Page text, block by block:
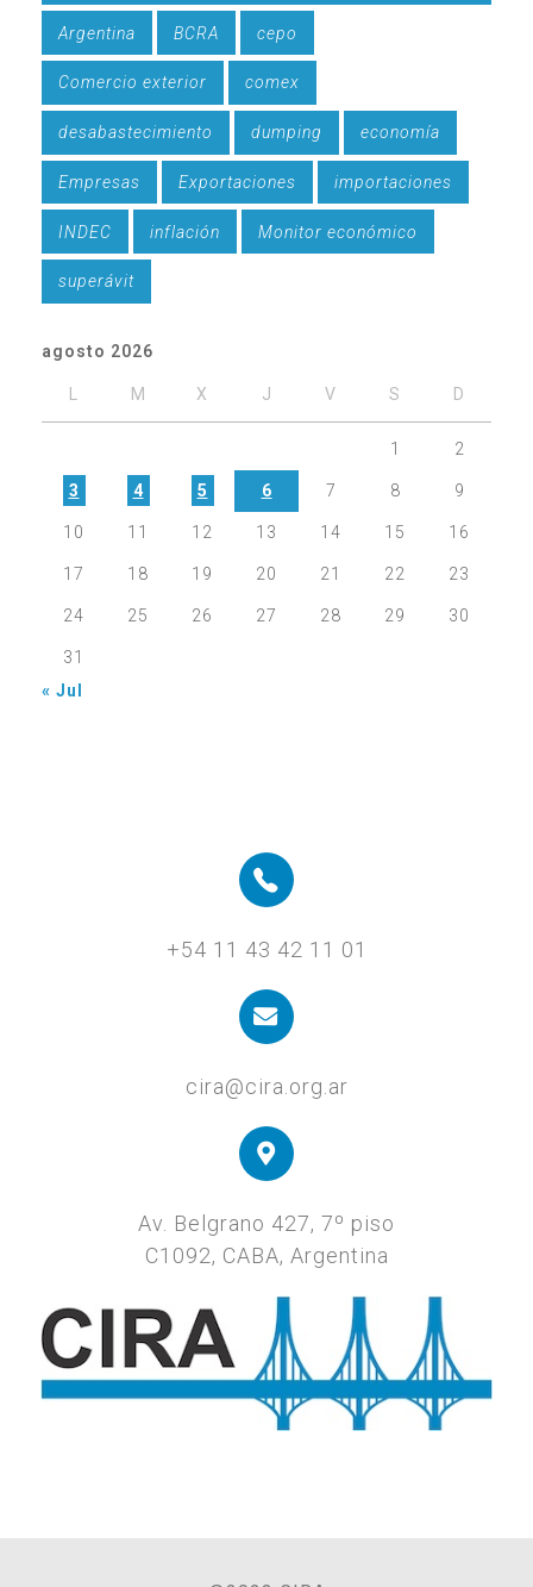
Argentina BCRA cepo
Comercio exterior comex
desabastecimiento dumping economía
Empresas Exportaciones importaciones
INDEC inflación Monitor económico
superávit
agosto 2026
L M X J V S D
1 2
3 4 5 6 7 8 9
10 11 12 13 14 15 16
17 18 19 20 21 22 23
24 25 26 27 28 29 30
31
« Jul
+54 11 43 42 11 01
cira@cira.org.ar
Av. Belgrano 427, 7º piso
C1092, CABA, Argentina